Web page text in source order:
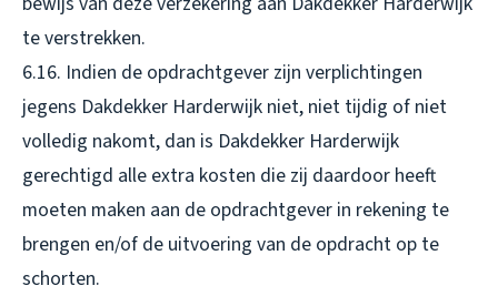
te verstrekken.
6.16. Indien de opdrachtgever zijn verplichtingen
jegens Dakdekker Harderwijk niet, niet tijdig of niet
volledig nakomt, dan is Dakdekker Harderwijk
gerechtigd alle extra kosten die zij daardoor heeft
moeten maken aan de opdrachtgever in rekening te
brengen en/of de uitvoering van de opdracht op te
schorten.